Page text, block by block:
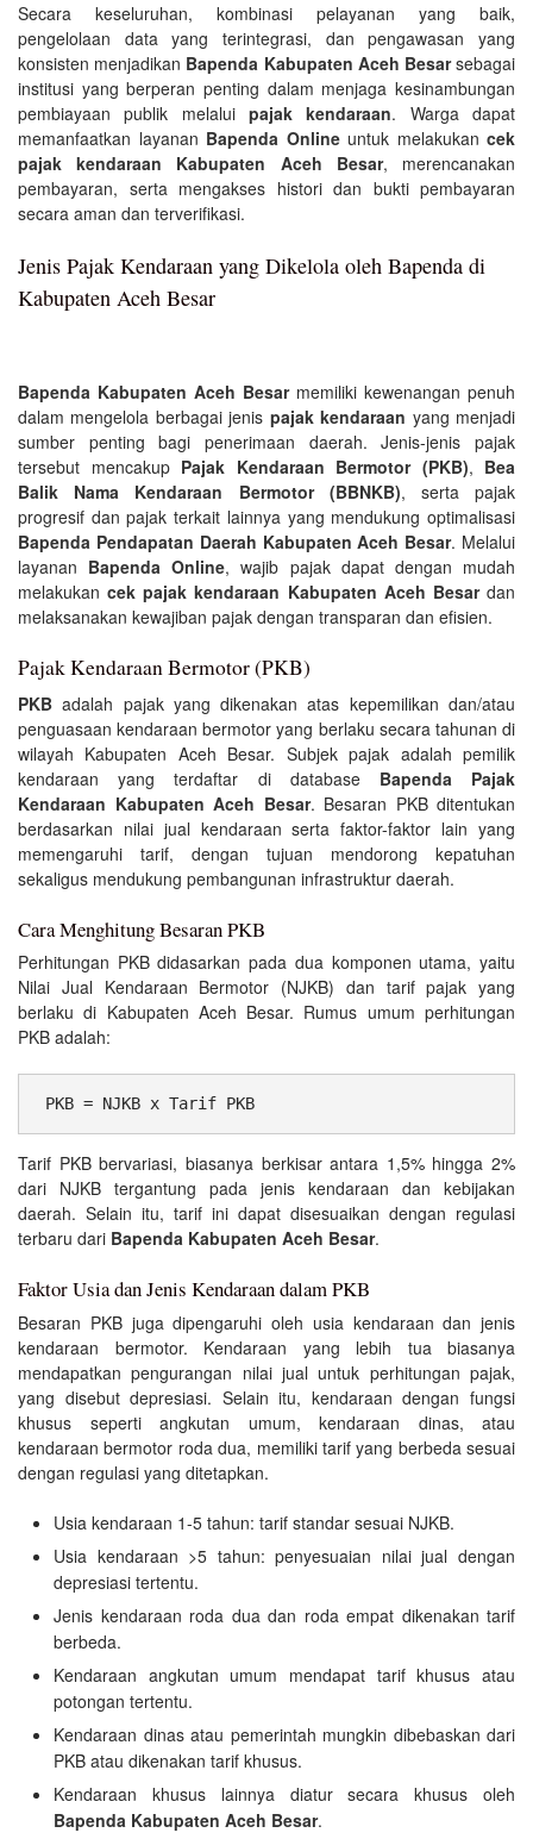
Secara keseluruhan, kombinasi pelayanan yang baik,
pengelolaan data yang terintegrasi, dan pengawasan yang
konsisten menjadikan Bapenda Kabupaten Aceh Besarsebagai
institusi yang berperan penting dalam menjaga kesinambungan
pembiayaan publik melalui pajak kendaraan. Warga dapat
memanfaatkan layanan Bapenda Onlineuntuk melakukan cek
pajak kendaraan Kabupaten Aceh Besar, merencanakan
pembayaran, serta mengakses histori dan bukti pembayaran
secara aman dan terverifikasi.
Jenis Pajak Kendaraan yang Dikelola oleh Bapenda di
Kabupaten Aceh Besar
Bapenda Kabupaten Aceh Besarmemiliki kewenangan penuh
dalam mengelola berbagai jenis pajak kendaraan yang menjadi
sumber penting bagi penerimaan daerah. Jenis-jenis pajak
tersebut mencakup Pajak Kendaraan Bermotor (PKB), Bea
Balik Nama Kendaraan Bermotor (BBNKB), serta pajak
progresif dan pajak terkait lainnya yang mendukung optimalisasi
Bapenda Pendapatan Daerah Kabupaten Aceh Besar. Melalui
layanan Bapenda Online, wajib pajak dapat dengan mudah
melakukancek pajak kendaraan Kabupaten Aceh Besardan
melaksanakan kewajiban pajak dengan transparan dan efisien.
Pajak Kendaraan Bermotor (PKB)
PKB adalah pajak yang dikenakan atas kepemilikan dan/atau
penguasaan kendaraan bermotor yang berlaku secara tahunan di
wilayah Kabupaten Aceh Besar. Subjek pajak adalah pemilik
kendaraan yang terdaftar di database Bapenda Pajak
Kendaraan Kabupaten Aceh Besar. Besaran PKB ditentukan
berdasarkan nilai jual kendaraan serta faktor-faktor lain yang
memengaruhi tarif, dengan tujuan mendorong kepatuhan
sekaligus mendukung pembangunan infrastruktur daerah.
Cara Menghitung Besaran PKB
Perhitungan PKB didasarkan pada dua komponen utama, yaitu
Nilai Jual Kendaraan Bermotor (NJKB) dan tarif pajak yang
berlaku di Kabupaten Aceh Besar. Rumus umum perhitungan
PKB adalah:
PKB = NJKB x Tarif PKB
Tarif PKB bervariasi, biasanya berkisar antara 1,5% hingga 2%
dari NJKB tergantung pada jenis kendaraan dan kebijakan
daerah. Selain itu, tarif ini dapat disesuaikan dengan regulasi
terbaru dari Bapenda Kabupaten Aceh Besar.
Faktor Usia dan Jenis Kendaraan dalam PKB
Besaran PKB juga dipengaruhi oleh usia kendaraan dan jenis
kendaraan bermotor. Kendaraan yang lebih tua biasanya
mendapatkan pengurangan nilai jual untuk perhitungan pajak,
yang disebut depresiasi. Selain itu, kendaraan dengan fungsi
khusus seperti angkutan umum, kendaraan dinas, atau
kendaraan bermotor roda dua, memiliki tarif yang berbeda sesuai
dengan regulasi yang ditetapkan.
Usia kendaraan 1-5 tahun: tarif standar sesuai NJKB.
Usia kendaraan >5 tahun: penyesuaian nilai jual dengan
depresiasi tertentu.
Jenis kendaraan roda dua dan roda empat dikenakan tarif
berbeda.
Kendaraan angkutan umum mendapat tarif khusus atau
potongan tertentu.
Kendaraan dinas atau pemerintah mungkin dibebaskan dari
PKB atau dikenakan tarif khusus.
Kendaraan khusus lainnya diatur secara khusus oleh
Bapenda Kabupaten Aceh Besar.